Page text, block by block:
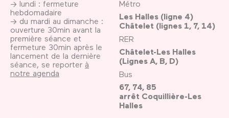
→ lundi : fermeture
hebdomadaire
→ du mardi au dimanche :
ouverture 30min avant la
première séance et
fermeture 30min après le
lancement de la dernière
séance, se reporter à
notre agenda
Métro
Les Halles (ligne 4)
Châtelet (lignes 1, 7, 14)
RER
Châtelet-Les Halles
(Lignes A, B, D)
Bus
67, 74, 85
arrêt Coquillière-Les
Halles